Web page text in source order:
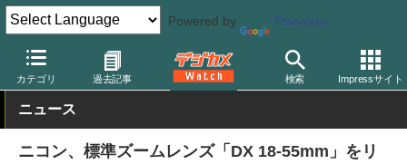
Powered by Translate
カテゴリ 過去記事 検索 Impressサイト
デジカメ Watch レンズ 交換レンズ ニコン
ニュース
ニコン、標準ズームレンズ「DX 18-55mm」をリ